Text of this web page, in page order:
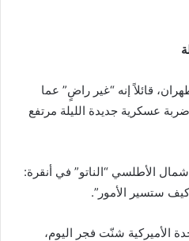
قائلاً إنه “غير راضٍ” عما
عسكرية جديدة الليلة مرتفع
الأطلسي “الناتو” في أنقرة:
ستسير الأمور”.
الأميركية شنّت فجر اليوم،